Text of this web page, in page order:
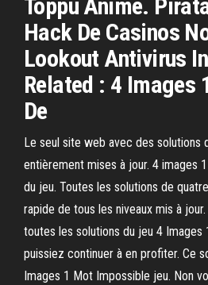
Toppu Anime.
Hack De Casinos
Lookout Antivirus
Related : 4 Images
De
Le seul site web avec des solutions
entièrement mises à jour. 4 images
du jeu. Toutes les solutions de
rapide de tous les niveaux mis à
toutes les solutions du jeu 4 Images
puissiez continuer à en profiter. Ce
Images 1 Mot Impossible jeu. Non